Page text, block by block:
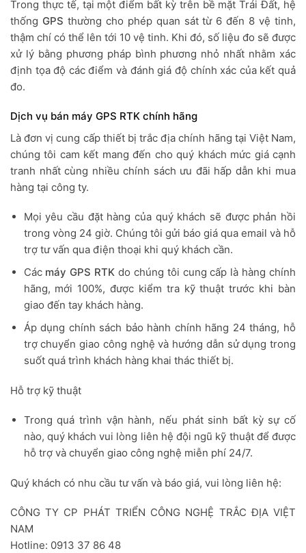
Trong thực tế, tại một điểm bất kỳ trên bề mặt Trái Đất, hệ
thống GPS thường cho phép quan sát từ 6 đến 8 vệ tinh,
thậm chí có thể lên tới 10 vệ tinh. Khi đó, số liệu đo sẽ được
xử lý bằng phương pháp bình phương nhỏ nhất nhằm xác
định tọa độ các điểm và đánh giá độ chính xác của kết quả
đo.
Dịch vụ bán máy GPS RTK chính hãng
Là đơn vị cung cấp thiết bị trắc địa chính hãng tại Việt Nam,
chúng tôi cam kết mang đến cho quý khách mức giá cạnh
tranh nhất cùng nhiều chính sách ưu đãi hấp dẫn khi mua
hàng tại công ty.
Mọi yêu cầu đặt hàng của quý khách sẽ được phản hồi
trong vòng 24 giờ. Chúng tôi gửi báo giá qua email và hỗ
trợ tư vấn qua điện thoại khi quý khách cần.
Các máy GPS RTK do chúng tôi cung cấp là hàng chính
hãng, mới 100%, được kiểm tra kỹ thuật trước khi bàn
giao đến tay khách hàng.
Áp dụng chính sách bảo hành chính hãng 24 tháng, hỗ
trợ chuyển giao công nghệ và hướng dẫn sử dụng trong
suốt quá trình khách hàng khai thác thiết bị.
Hỗ trợ kỹ thuật
Trong quá trình vận hành, nếu phát sinh bất kỳ sự cố
nào, quý khách vui lòng liên hệ đội ngũ kỹ thuật để được
hỗ trợ và chuyển giao công nghệ miễn phí 24/7.
Quý khách có nhu cầu tư vấn và báo giá, vui lòng liên hệ:
CÔNG TY CP PHÁT TRIỂN CÔNG NGHỆ TRẮC ĐỊA VIỆT
NAM
Hotline: 0913 37 86 48